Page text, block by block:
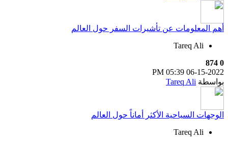
أهم المعلومات عن تأشيرات السفر حول العالم
Tareq Ali
0
874
06-15-2022
05:39 PM
بواسطة Tareq Ali
الوجهات السياحية الأكثر أماناً حول العالم
Tareq Ali